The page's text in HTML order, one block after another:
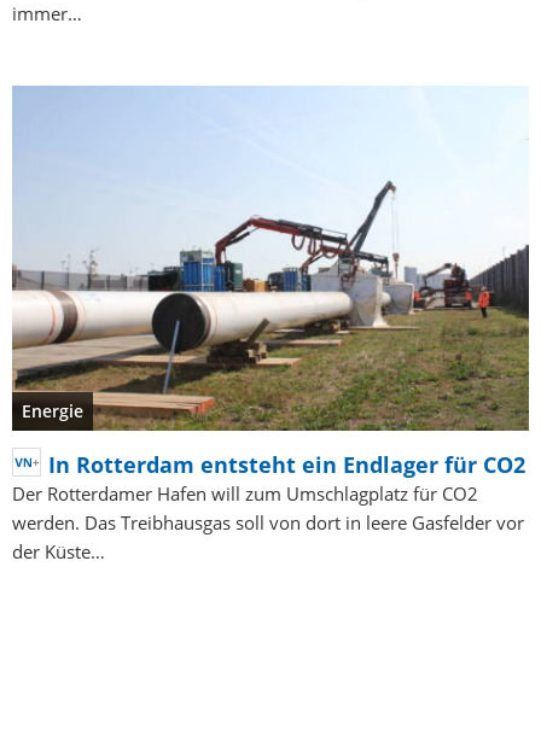
immer…
Energie
In Rotterdam entsteht ein Endlager für CO2
Der Rotterdamer Hafen will zum Umschlagplatz für CO2
werden. Das Treibhausgas soll von dort in leere Gasfelder vor
der Küste…